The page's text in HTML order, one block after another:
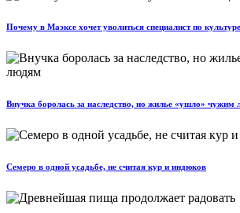
Почему в Маэксе хочет уволиться специалист по
Внучка боролась за наследство, но жилье «ушло» чужим
Семеро в одной усадьбе, не считая кур и индюков